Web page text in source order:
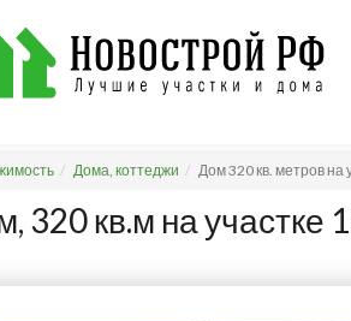
Дома, коттеджи Дом 320 кв. метров на
320 кв.м на участке